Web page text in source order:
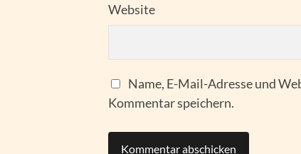
Website
Name, E-Mail-Adresse und
Kommentar speichern.